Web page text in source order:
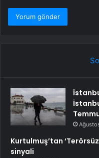
Kurtulmuş’tan
sinyali